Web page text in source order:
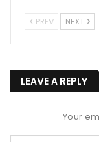
PREV NEXT
LEAVE A REPLY
Your